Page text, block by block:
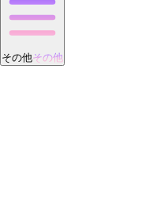
その他その他